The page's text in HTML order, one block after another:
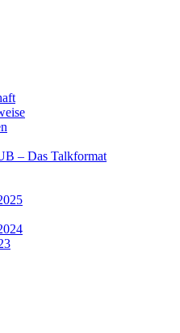
– Das Talkformat